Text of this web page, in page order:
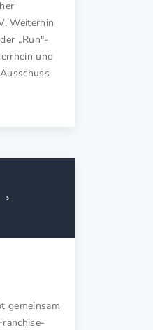
seiner Aufgaben
Know-how
und Personalfragen. Er
Methodenwissen
Sparringpartner
wieder auch mit der
das gesamte Spektrum
abdeckt, vor
von
zur gezielten
Weiterhin
„Run"-
und
gemeinsam